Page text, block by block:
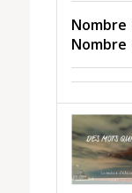
Nombre
Nombre